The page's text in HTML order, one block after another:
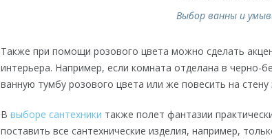
Выбор ванны и
Также при помощи розового цвета можно сделать
интерьера. Например, если комната отделана в черно-
ванную тумбу розового цвета или же повесить на
В выборе сантехники также полет фантазии
поставить все сантехнические изделия, например,